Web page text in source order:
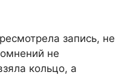
запись, не
не
кольцо, а